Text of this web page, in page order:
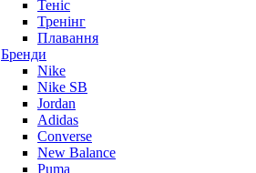
Теніс
Тренінг
Плавання
Бренди
Nike
Nike SB
Jordan
Adidas
Converse
New Balance
Puma